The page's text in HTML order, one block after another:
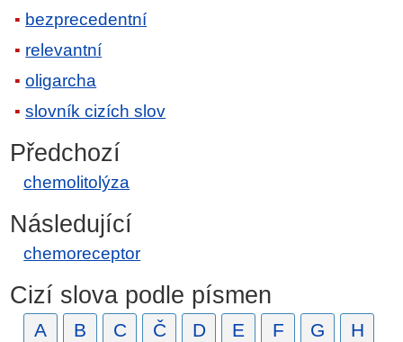
bezprecedentní
relevantní
oligarcha
slovník cizích slov
Předchozí
chemolitolýza
Následující
chemoreceptor
Cizí slova podle písmen
A B C Č D E F G
H